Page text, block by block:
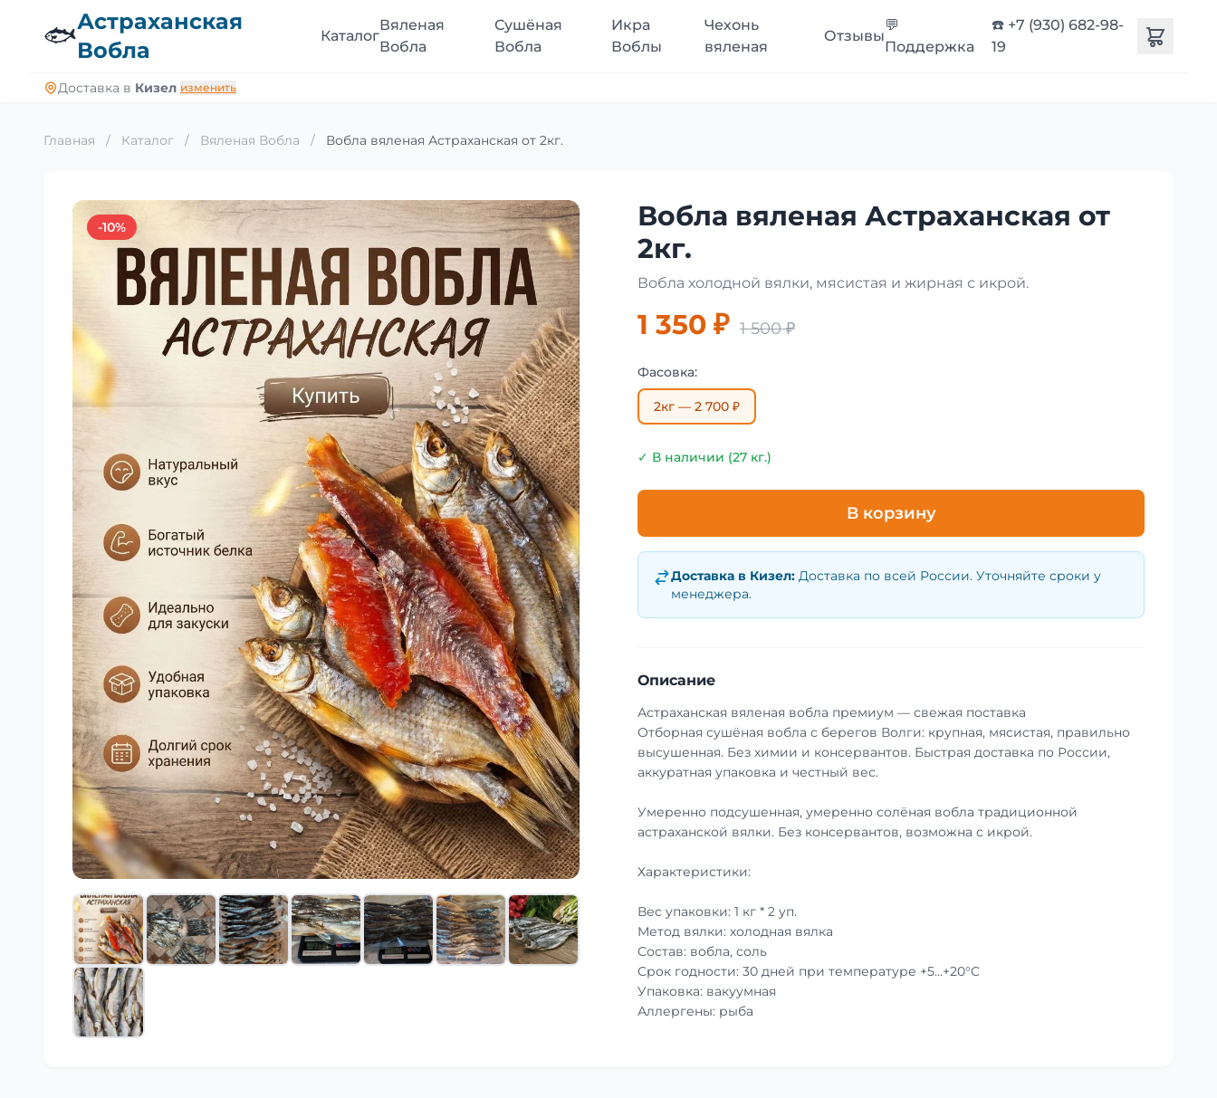
🐟Астраханская
Вобла
Каталог
Вяленая
Вобла
Сушёная
Вобла
Икра
Воблы
Чехонь
вяленая
Отзывы
💬
Поддержка
☎️ +7 (930) 682-98-
19
Доставка в Кизел изменить
Главная / Каталог / Вяленая Вобла / Вобла вяленая Астраханская от 2кг.
-10%
Вобла вяленая Астраханская от
2кг.
Вобла холодной вялки, мясистая и жирная с икрой.
1 350 ₽ 1 500 ₽
Фасовка:
2кг — 2 700 ₽
✓ В наличии (27 кг.)
В корзину
Доставка в Кизел: Доставка по всей России. Уточняйте сроки у
менеджера.
Описание
Астраханская вяленая вобла премиум — свежая поставка
Отборная сушёная вобла с берегов Волги: крупная, мясистая, правильно
высушенная. Без химии и консервантов. Быстрая доставка по России,
аккуратная упаковка и честный вес.
Умеренно подсушенная, умеренно солёная вобла традиционной
астраханской вялки. Без консервантов, возможна с икрой.
Характеристики:
Вес упаковки: 1 кг * 2 уп.
Метод вялки: холодная вялка
Состав: вобла, соль
Срок годности: 30 дней при температуре +5…+20°C
Упаковка: вакуумная
Аллергены: рыба